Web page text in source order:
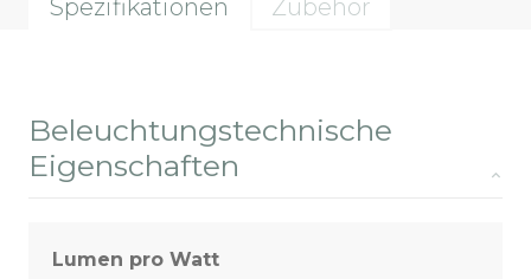
Spezifikationen Zubehör
Beleuchtungstechnische
Eigenschaften
Lumen pro Watt